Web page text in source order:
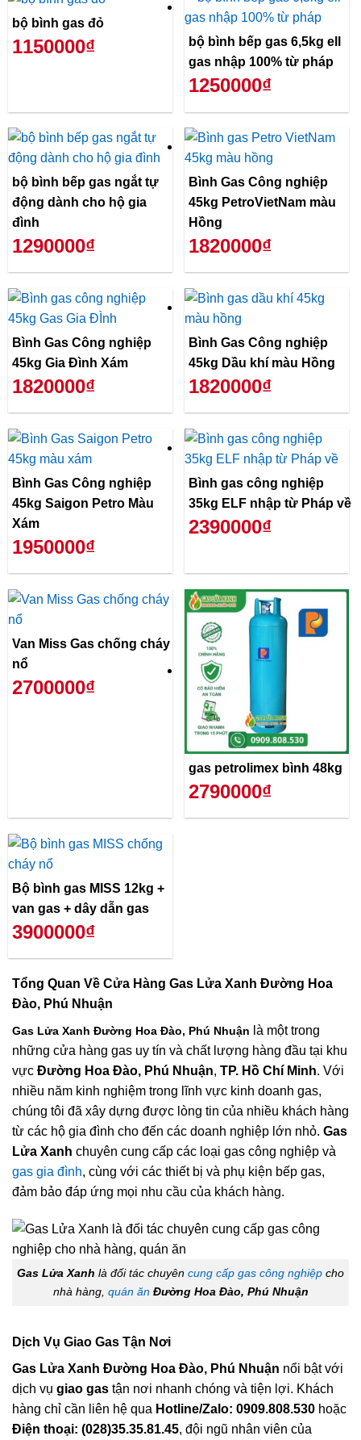
bộ bình gas đỏ
1150000₫
bộ bình bếp gas 6,5kg ell
gas nhập 100% từ pháp
1250000₫
bộ bình bếp gas ngắt tự
động dành cho hộ gia
đình
1290000₫
Bình Gas Công nghiệp
45kg PetroVietNam màu
Hồng
1820000₫
Bình Gas Công nghiệp
45kg Gia Đình Xám
1820000₫
Bình Gas Công nghiệp
45kg Dầu khí màu Hồng
1820000₫
Bình Gas Công nghiệp
45kg Saigon Petro Màu
Xám
1950000₫
Bình gas công nghiệp
35kg ELF nhập từ Pháp về
2390000₫
Van Miss Gas chống cháy
nổ
2700000₫
gas petrolimex bình 48kg
2790000₫
Bộ bình gas MISS 12kg +
van gas + dây dẫn gas
3900000₫
Tổng Quan Về Cửa Hàng Gas Lửa Xanh Đường Hoa
Đào, Phú Nhuận
Gas Lửa Xanh Đường Hoa Đào, Phú Nhuận là một trong
những cửa hàng gas uy tín và chất lượng hàng đầu tại khu
vực Đường Hoa Đào, Phú Nhuận, TP. Hồ Chí Minh. Với
nhiều năm kinh nghiệm trong lĩnh vực kinh doanh gas,
chúng tôi đã xây dựng được lòng tin của nhiều khách hàng
từ các hộ gia đình cho đến các doanh nghiệp lớn nhỏ. Gas
Lửa Xanh chuyên cung cấp các loại gas công nghiệp và
gas gia đình, cùng với các thiết bị và phụ kiện bếp gas,
đảm bảo đáp ứng mọi nhu cầu của khách hàng.
Gas Lửa Xanh là đối tác chuyên cung cấp gas công nghiệp cho
nhà hàng, quán ăn Đường Hoa Đào, Phú Nhuận
Dịch Vụ Giao Gas Tận Nơi
Gas Lửa Xanh Đường Hoa Đào, Phú Nhuận nổi bật với
dịch vụ giao gas tận nơi nhanh chóng và tiện lợi. Khách
hàng chỉ cần liên hệ qua Hotline/Zalo: 0909.808.530 hoặc
Điện thoại: (028)35.35.81.45, đội ngũ nhân viên của